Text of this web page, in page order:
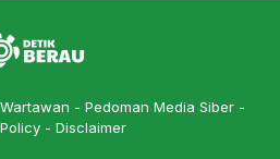
Pedoman Media Siber
Disclaimer